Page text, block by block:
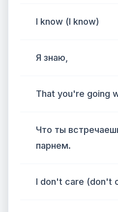
I know (I know)
Я знаю,
That you're going
Что ты
парнем.
I don't care (don't